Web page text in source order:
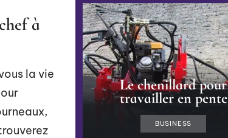
à
la vie
Le chenillard pour
travailler en pente
BUSINESS